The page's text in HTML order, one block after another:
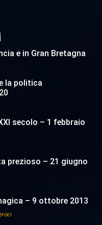
e in Gran Bretagna
la politica
secolo – 1 febbraio
prezioso – 21 giugno
– 9 ottobre 2013